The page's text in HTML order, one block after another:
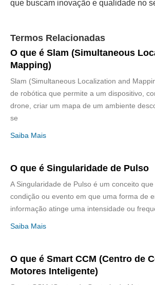
que buscam inovação e qualidade no
Termos Relacionadas
O que é Slam (Simultaneous
Mapping)
Slam (Simultaneous Localization and
de robótica que permite a um dispositivo,
drone, criar um mapa de um ambiente
se
Saiba Mais
O que é Singularidade de Pulso
A Singularidade de Pulso é um conceito
condição ou evento em que uma forma de
informação atinge uma intensidade ou
Saiba Mais
O que é Smart CCM (Centro de
Motores Inteligente)